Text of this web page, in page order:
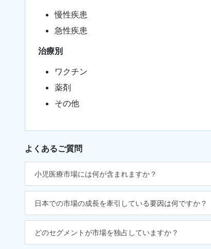
慢性疾患
急性疾患
治療別
ワクチン
薬剤
その他
よくあるご質問
小児医療市場には何が含まれますか？
日本での市場の成長を牽引している要因は何ですか？
どのセグメントが市場を独占していますか？